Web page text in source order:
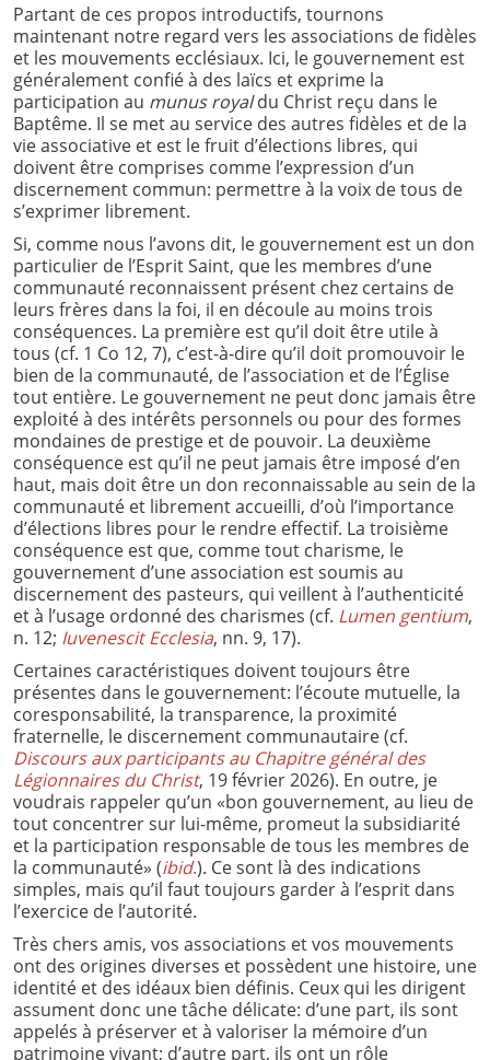
Partant de ces propos introductifs, tournons
maintenant notre regard vers les associations de fidèles
et les mouvements ecclésiaux. Ici, le gouvernement est
généralement confié à des laïcs et exprime la
participation au munus royaldu Christ reçu dans le
Baptême. Il se met au service des autres fidèles et de la
vie associative et est le fruit d’élections libres, qui
doivent être comprises comme l’expression d’un
discernement commun: permettre à la voix de tous de
s’exprimer librement.
Si, comme nous l’avons dit, le gouvernement est un don
particulier de l’Esprit Saint, que les membres d’une
communauté reconnaissent présent chez certains de
leurs frères dans la foi, il en découle au moins trois
conséquences. La première est qu’il doit être utile à
tous (cf. 1 Co 12, 7), c’est-à-dire qu’il doit promouvoir le
bien de la communauté, de l’association et de l’Église
tout entière. Le gouvernement ne peut donc jamais être
exploité à des intérêts personnels ou pour des formes
mondaines de prestige et de pouvoir. La deuxième
conséquence est qu’il ne peut jamais être imposé d’en
haut, mais doit être un don reconnaissable au sein de la
communauté et librement accueilli, d’où l’importance
d’élections libres pour le rendre effectif. La troisième
conséquence est que, comme tout charisme, le
gouvernement d’une association est soumis au
discernement des pasteurs, qui veillent à l’authenticité
et à l’usage ordonné des charismes (cf. Lumen gentium,
n. 12; Iuvenescit Ecclesia, nn. 9, 17).
Certaines caractéristiques doivent toujours être
présentes dans le gouvernement: l’écoute mutuelle, la
coresponsabilité, la transparence, la proximité
fraternelle, le discernement communautaire (cf.
Discours aux participants au Chapitre général des
Légionnaires du Christ, 19 février 2026). En outre, je
voudrais rappeler qu’un «bon gouvernement, au lieu de
tout concentrer sur lui-même, promeut la subsidiarité
et la participation responsable de tous les membres de
la communauté» (ibid.). Ce sont là des indications
simples, mais qu’il faut toujours garder à l’esprit dans
l’exercice de l’autorité.
Très chers amis, vos associations et vos mouvements
ont des origines diverses et possèdent une histoire, une
identité et des idéaux bien définis. Ceux qui les dirigent
assument donc une tâche délicate: d’une part, ils sont
appelés à préserver et à valoriser la mémoire d’un
patrimoine vivant; d’autre part, ils ont un rôle